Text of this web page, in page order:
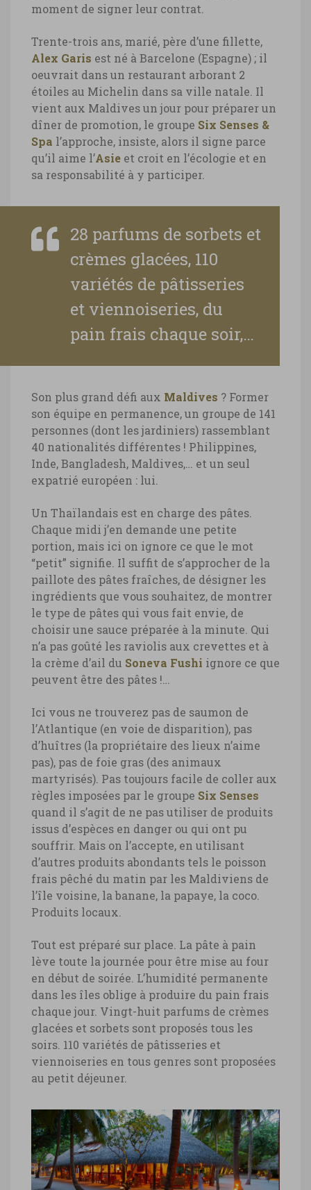
moment de signer leur contrat.
Trente-trois ans, marié, père d’une fillette,
Alex Garis est né à Barcelone (Espagne) ; il
oeuvrait dans un restaurant arborant 2
étoiles au Michelin dans sa ville natale. Il
vient aux Maldives un jour pour préparer un
dîner de promotion, le groupe Six Senses &
Spa l’approche, insiste, alors il signe parce
qu’il aime l’Asie et croit en l’écologie et en
sa responsabilité à y participer.
28 parfums de sorbets et
crèmes glacées, 110
variétés de pâtisseries
et viennoiseries, du
pain frais chaque soir,…
Son plus grand défi aux Maldives ? Former
son équipe en permanence, un groupe de 141
personnes (dont les jardiniers) rassemblant
40 nationalités différentes ! Philippines,
Inde, Bangladesh, Maldives,… et un seul
expatrié européen : lui.
Un Thaïlandais est en charge des pâtes.
Chaque midi j’en demande une petite
portion, mais ici on ignore ce que le mot
“petit” signifie. Il suffit de s’approcher de la
paillote des pâtes fraîches, de désigner les
ingrédients que vous souhaitez, de montrer
le type de pâtes qui vous fait envie, de
choisir une sauce préparée à la minute. Qui
n’a pas goûté les raviolis aux crevettes et à
la crème d’ail du Soneva Fushi ignore ce que
peuvent être des pâtes !…
Ici vous ne trouverez pas de saumon de
l’Atlantique (en voie de disparition), pas
d’huîtres (la propriétaire des lieux n’aime
pas), pas de foie gras (des animaux
martyrisés). Pas toujours facile de coller aux
règles imposées par le groupe Six Senses
quand il s’agit de ne pas utiliser de produits
issus d’espèces en danger ou qui ont pu
souffrir. Mais on l’accepte, en utilisant
d’autres produits abondants tels le poisson
frais pêché du matin par les Maldiviens de
l’île voisine, la banane, la papaye, la coco.
Produits locaux.
Tout est préparé sur place. La pâte à pain
lève toute la journée pour être mise au four
en début de soirée. L’humidité permanente
dans les îles oblige à produire du pain frais
chaque jour. Vingt-huit parfums de crèmes
glacées et sorbets sont proposés tous les
soirs. 110 variétés de pâtisseries et
viennoiseries en tous genres sont proposées
au petit déjeuner.